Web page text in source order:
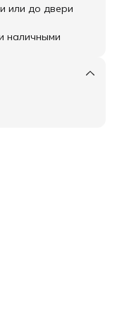
или до двери
наличными